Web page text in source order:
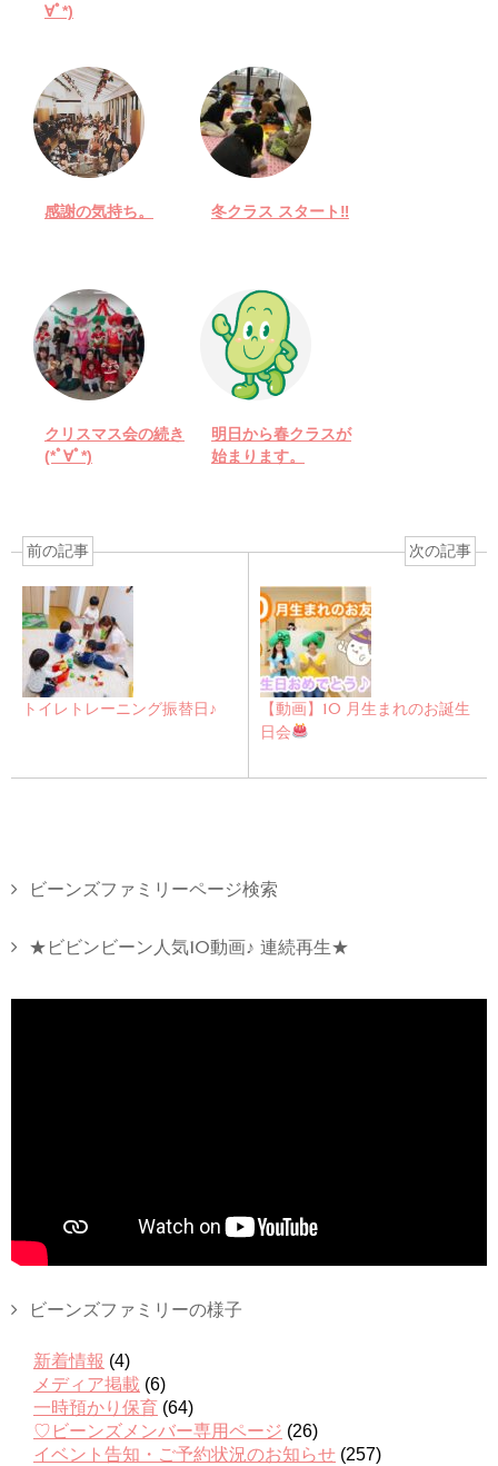
∀ﾟ*)
感謝の気持ち。 冬クラス スタート‼︎
クリスマス会の続き
(*ﾟ∀ﾟ*)
明日から春クラスが
始まります。
前の記事
トイレトレーニング振替日♪
次の記事
【動画】10 月生まれのお誕生
日会
ビーンズファミリーページ検索
★ビビンビーン人気10動画♪ 連続再生★
ビーンズファミリーの様子
新着情報 (4)
メディア掲載 (6)
一時預かり保育 (64)
♡ビーンズメンバー専用ページ (26)
イベント告知・ご予約状況のお知らせ (257)